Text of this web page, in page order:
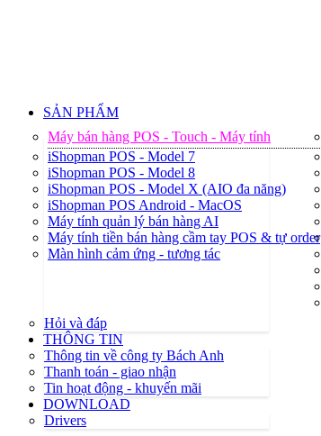
SẢN PHẨM
Máy bán hàng POS - Touch - Máy tính
iShopman POS - Model 7
iShopman POS - Model 8
iShopman POS - Model X (AIO đa năng)
iShopman POS Android - MacOS
Máy tính quản lý bán hàng AI
Máy tính tiền bán hàng cầm tay POS & tự order
Màn hình cảm ứng - tương tác
Hỏi và đáp
THÔNG TIN
Thông tin về công ty Bách Anh
Thanh toán - giao nhận
Tin hoạt động - khuyến mãi
DOWNLOAD
Drivers